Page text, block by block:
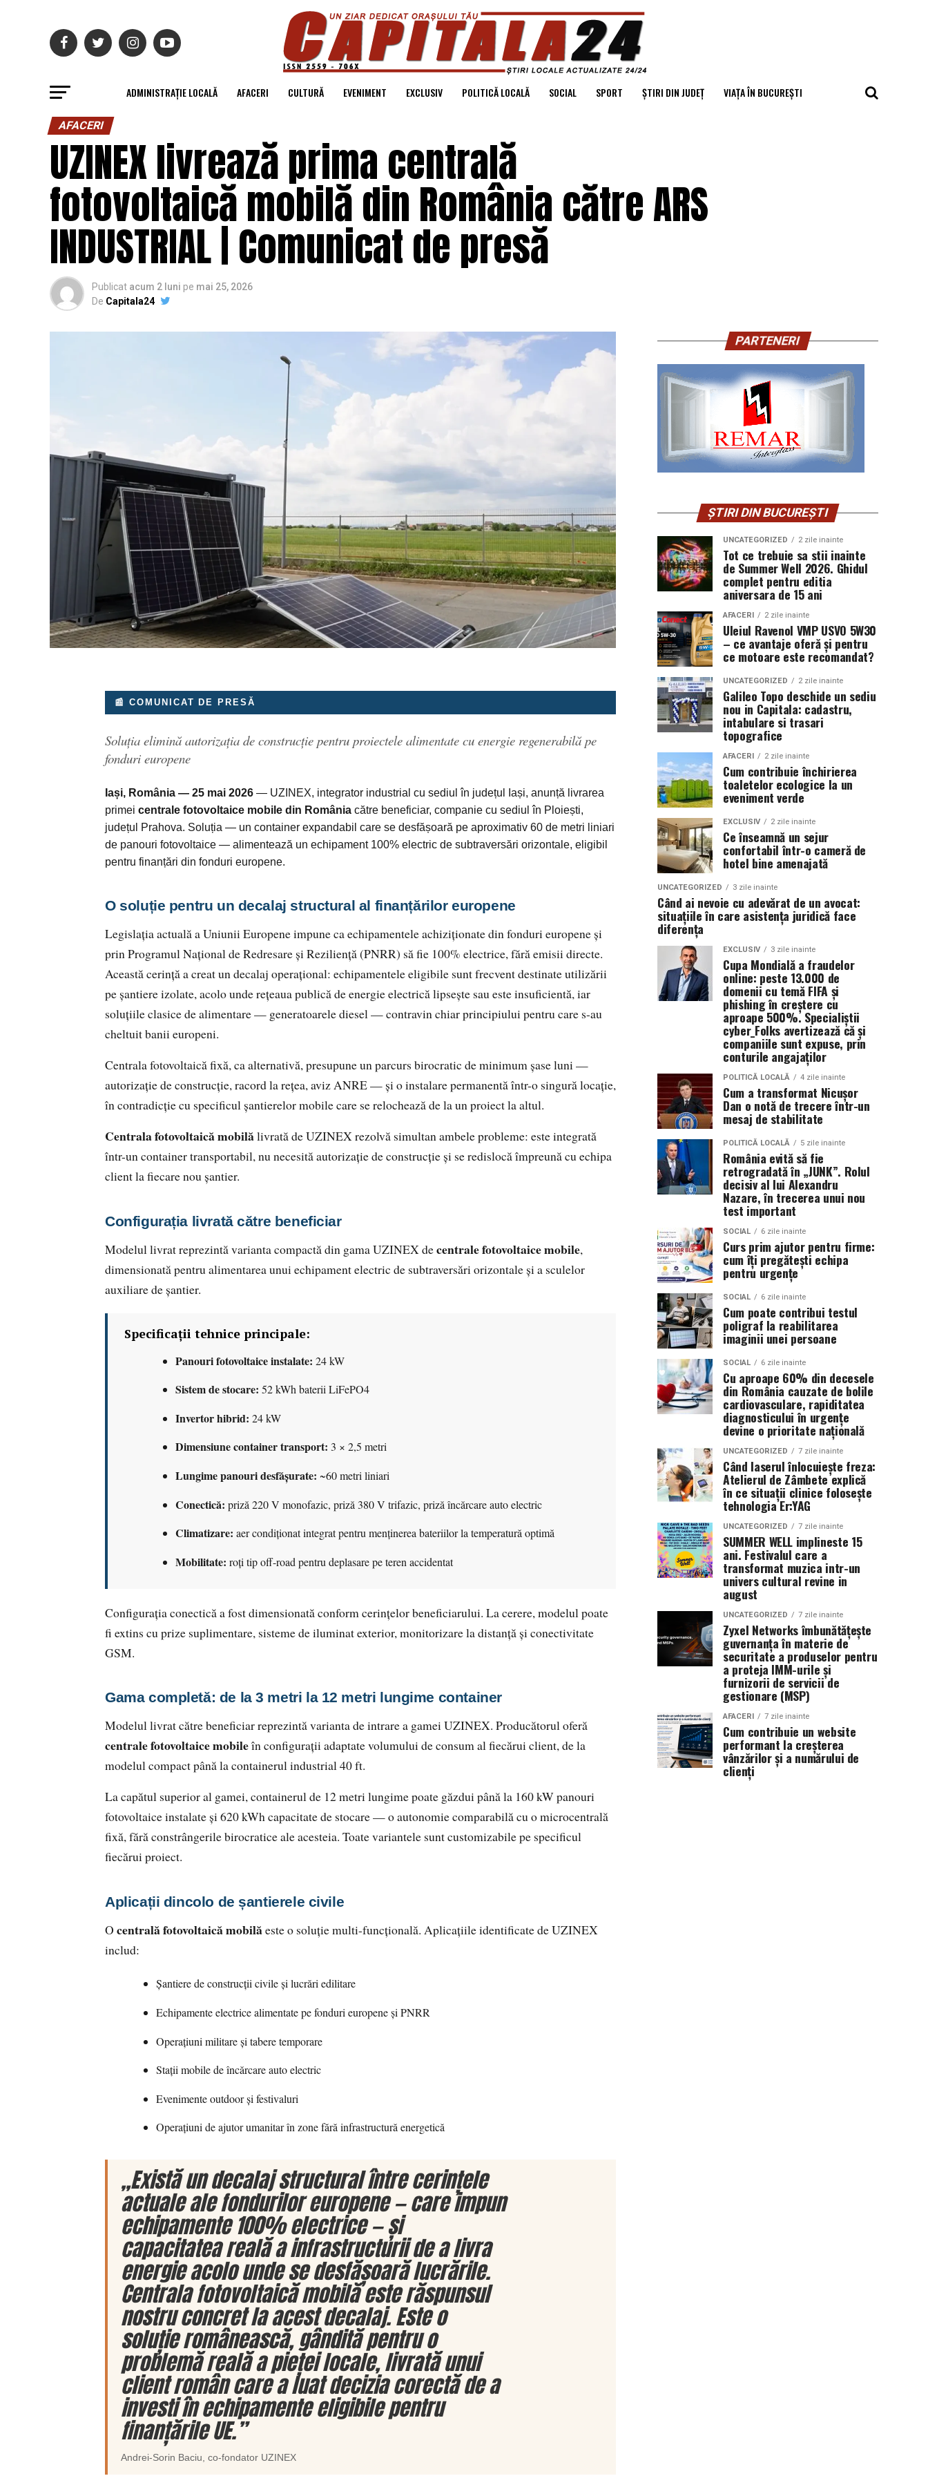
ADMINISTRAȚIE LOCALĂ AFACERI CULTURĂ EVENIMENT EXCLUSIV POLITICĂ LOCALĂ SOCIAL SPORT ȘTIRI DIN JUDEȚ VIAȚA ÎN BUCUREȘTI
AFACERI
UZINEX livrează prima centrală
fotovoltaică mobilă din România către ARS
INDUSTRIAL | Comunicat de presă
Publicat acum 2 luni pe mai 25, 2026
De Capitala24
📰 COMUNICAT DE PRESĂ
Soluția elimină autorizația de construcție pentru proiectele alimentate cu energie regenerabilă pe
fonduri europene
Iași, România — 25 mai 2026 — UZINEX, integrator industrial cu sediul în județul Iași, anunță livrarea
primei centrale fotovoltaice mobile din România către beneficiar, companie cu sediul în Ploiești,
județul Prahova. Soluția — un container expandabil care se desfășoară pe aproximativ 60 de metri liniari
de panouri fotovoltaice — alimentează un echipament 100% electric de subtraversări orizontale, eligibil
pentru finanțări din fonduri europene.
O soluție pentru un decalaj structural al finanțărilor europene
Legislația actuală a Uniunii Europene impune ca echipamentele achiziționate din fonduri europene și
prin Programul Național de Redresare și Reziliență (PNRR) să fie 100% electrice, fără emisii directe.
Această cerință a creat un decalaj operațional: echipamentele eligibile sunt frecvent destinate utilizării
pe șantiere izolate, acolo unde rețeaua publică de energie electrică lipsește sau este insuficientă, iar
soluțiile clasice de alimentare — generatoarele diesel — contravin chiar principiului pentru care s-au
cheltuit banii europeni.
Centrala fotovoltaică fixă, ca alternativă, presupune un parcurs birocratic de minimum șase luni —
autorizație de construcție, racord la rețea, aviz ANRE — și o instalare permanentă într-o singură locație,
în contradicție cu specificul șantierelor mobile care se relochează de la un proiect la altul.
Centrala fotovoltaică mobilălivrată de UZINEX rezolvă simultan ambele probleme: este integrată
într-un container transportabil, nu necesită autorizație de construcție și se redislocă împreună cu echipa
client la fiecare nou șantier.
Configurația livrată către beneficiar
Modelul livrat reprezintă varianta compactă din gama UZINEX decentrale fotovoltaice mobile,
dimensionată pentru alimentarea unui echipament electric de subtraversări orizontale și a sculelor
auxiliare de șantier.
Specificații tehnice principale:
Panouri fotovoltaice instalate: 24 kW
Sistem de stocare: 52 kWh baterii LiFePO4
Invertor hibrid: 24 kW
Dimensiune container transport: 3 × 2,5 metri
Lungime panouri desfășurate: ~60 metri liniari
Conectică: priză 220 V monofazic, priză 380 V trifazic, priză încărcare auto electric
Climatizare: aer condiționat integrat pentru menținerea bateriilor la temperatură optimă
Mobilitate: roți tip off-road pentru deplasare pe teren accidentat
Configurația conectică a fost dimensionată conform cerințelor beneficiarului. La cerere, modelul poate
fi extins cu prize suplimentare, sisteme de iluminat exterior, monitorizare la distanță și conectivitate
GSM.
Gama completă: de la 3 metri la 12 metri lungime container
Modelul livrat către beneficiar reprezintă varianta de intrare a gamei UZINEX. Producătorul oferă
centrale fotovoltaice mobileîn configurații adaptate volumului de consum al fiecărui client, de la
modelul compact până la containerul industrial 40 ft.
La capătul superior al gamei, containerul de 12 metri lungime poate găzdui până la 160 kW panouri
fotovoltaice instalate și 620 kWh capacitate de stocare — o autonomie comparabilă cu o microcentrală
fixă, fără constrângerile birocratice ale acesteia. Toate variantele sunt customizabile pe specificul
fiecărui proiect.
Aplicații dincolo de șantierele civile
O centrală fotovoltaică mobilăeste o soluție multi-funcțională. Aplicațiile identificate de UZINEX
includ:
Șantiere de construcții civile și lucrări edilitare
Echipamente electrice alimentate pe fonduri europene și PNRR
Operațiuni militare și tabere temporare
Stații mobile de încărcare auto electric
Evenimente outdoor și festivaluri
Operațiuni de ajutor umanitar în zone fără infrastructură energetică
„Există un decalaj structural între cerințele
actuale ale fondurilor europene — care impun
echipamente 100% electrice — și
capacitatea reală a infrastructurii de a livra
energie acolo unde se desfășoară lucrările.
Centrala fotovoltaică mobilă este răspunsul
nostru concret la acest decalaj. Este o
soluție românească, gândită pentru o
problemă reală a pieței locale, livrată unui
client român care a luat decizia corectă de a
investi în echipamente eligibile pentru
finanțările UE.”
Andrei-Sorin Baciu , co-fondator UZINEX
PARTENERI
ȘTIRI DIN BUCUREȘTI
UNCATEGORIZED 2 zile inainte
Tot ce trebuie sa stii inainte
de Summer Well 2026. Ghidul
complet pentru editia
aniversara de 15 ani
AFACERI 2 zile inainte
Uleiul Ravenol VMP USVO 5W30
– ce avantaje oferă și pentru
ce motoare este recomandat?
UNCATEGORIZED 2 zile inainte
Galileo Topo deschide un sediu
nou in Capitala: cadastru,
intabulare si trasari
topografice
AFACERI 2 zile inainte
Cum contribuie închirierea
toaletelor ecologice la un
eveniment verde
EXCLUSIV 2 zile inainte
Ce înseamnă un sejur
confortabil într-o cameră de
hotel bine amenajată
UNCATEGORIZED 3 zile inainte
Când ai nevoie cu adevărat de un avocat:
situațiile în care asistența juridică face
diferența
EXCLUSIV 3 zile inainte
Cupa Mondială a fraudelor
online: peste 13.000 de
domenii cu temă FIFA și
phishing în creștere cu
aproape 500%. Specialiștii
cyber_Folks avertizează că și
companiile sunt expuse, prin
conturile angajaților
POLITICĂ LOCALĂ 4 zile inainte
Cum a transformat Nicușor
Dan o notă de trecere într-un
mesaj de stabilitate
POLITICĂ LOCALĂ 5 zile inainte
România evită să fie
retrogradată în „JUNK”. Rolul
decisiv al lui Alexandru
Nazare, în trecerea unui nou
test important
SOCIAL 6 zile inainte
Curs prim ajutor pentru firme:
cum îți pregătești echipa
pentru urgențe
SOCIAL 6 zile inainte
Cum poate contribui testul
poligraf la reabilitarea
imaginii unei persoane
SOCIAL 6 zile inainte
Cu aproape 60% din decesele
din România cauzate de bolile
cardiovasculare, rapiditatea
diagnosticului în urgențe
devine o prioritate națională
UNCATEGORIZED 7 zile inainte
Când laserul înlocuiește freza:
Atelierul de Zâmbete explică
în ce situații clinice folosește
tehnologia Er:YAG
UNCATEGORIZED 7 zile inainte
SUMMER WELL implineste 15
ani. Festivalul care a
transformat muzica intr-un
univers cultural revine in
august
UNCATEGORIZED 7 zile inainte
Zyxel Networks îmbunătățește
guvernanța în materie de
securitate a produselor pentru
a proteja IMM-urile și
furnizorii de servicii de
gestionare (MSP)
AFACERI 7 zile inainte
Cum contribuie un website
performant la creșterea
vânzărilor și a numărului de
clienți